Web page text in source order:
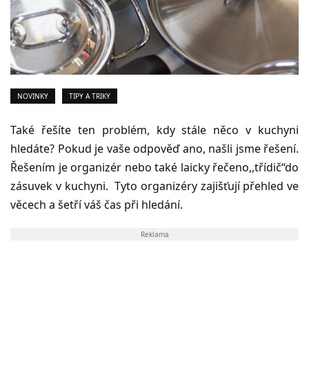
NOVINKY TIPY A TRIKY
Také řešíte ten problém, kdy stále něco v kuchyni
hledáte? Pokud je vaše odpověď ano, našli jsme řešení.
Řešením je organizér nebo také laicky řečeno,,třídič‘‘do
zásuvek v kuchyni. Tyto organizéry zajišťují přehled ve
věcech a šetří váš čas při hledání.
Reklama